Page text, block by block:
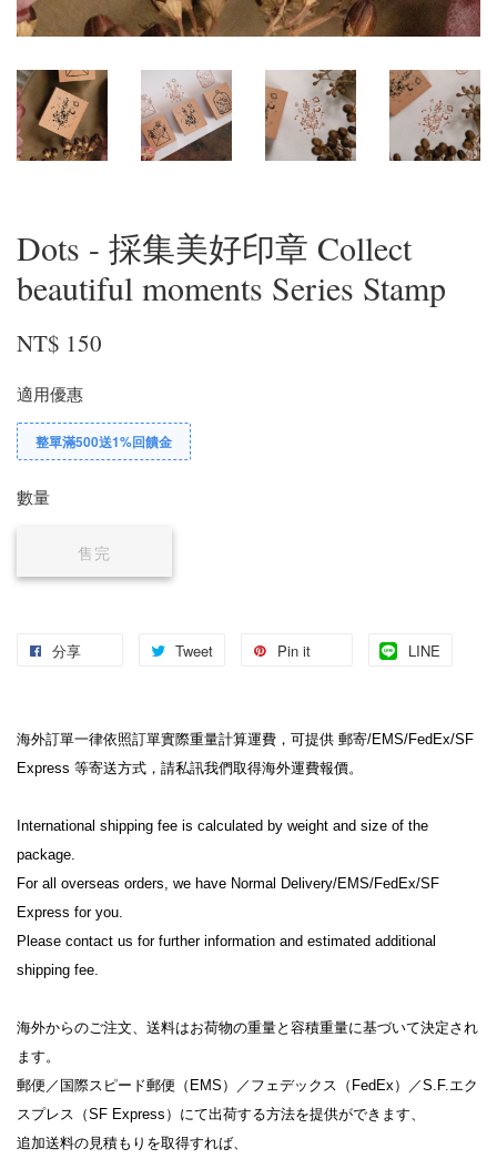
Dots - 採集美好印章 Collect
beautiful moments Series Stamp
NT$ 150
適用優惠
整單滿500送1%回饋金
數量
售完
分享 Tweet Pin it LINE
海外訂單一律依照訂單實際重量計算運費，可提供 郵寄/EMS/FedEx/SF
Express 等寄送方式，請私訊我們取得海外運費報價。
International shipping fee is calculated by weight and size of the
package.
For all overseas orders, we have Normal Delivery/EMS/FedEx/SF
Express for you.
Please contact us for further information and estimated additional
shipping fee.
海外からのご注文、送料はお荷物の重量と容積重量に基づいて決定され
ます。
郵便／国際スピード郵便（EMS）／フェデックス（FedEx）／S.F.エク
スプレス（SF Express）にて出荷する方法を提供ができます、
追加送料の見積もりを取得すれば、